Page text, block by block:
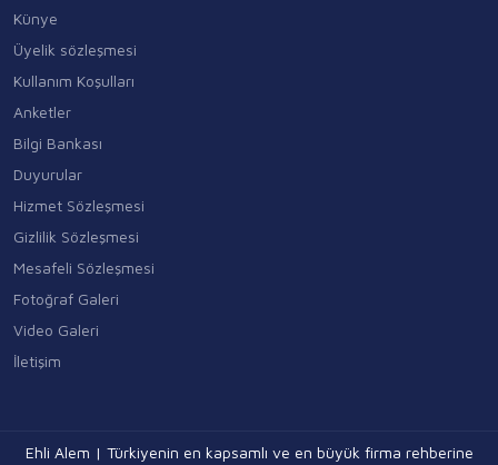
Künye
Üyelik sözleşmesi
Kullanım Koşulları
Anketler
Bilgi Bankası
Duyurular
Hizmet Sözleşmesi
Gizlilik Sözleşmesi
Mesafeli Sözleşmesi
Fotoğraf Galeri
Video Galeri
İletişim
Ehli Alem | Türkiyenin en kapsamlı ve en büyük firma rehberine